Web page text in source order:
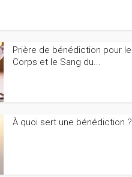
Prière de bénédiction pour le
Corps et le Sang du...
À quoi sert une bénédiction ?